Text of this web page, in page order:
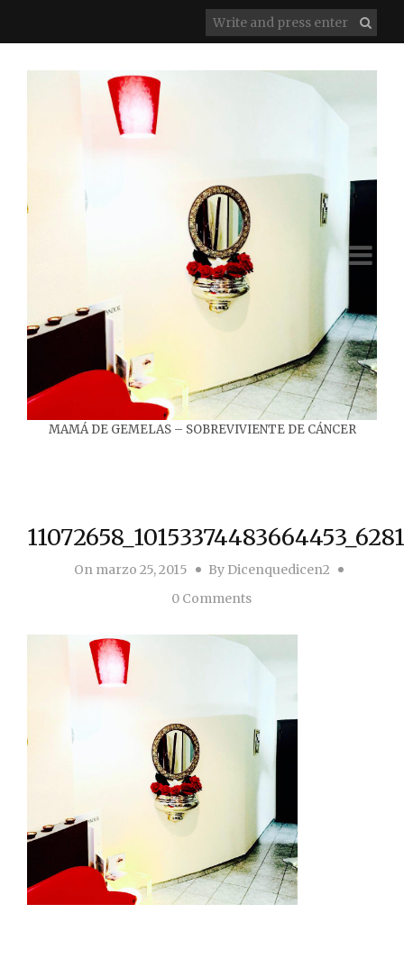
MAMÁ DE GEMELAS – SOBREVIVIENTE DE CÁNCER
On marzo 25, 2015 By Dicenquedicen2
0 Comments